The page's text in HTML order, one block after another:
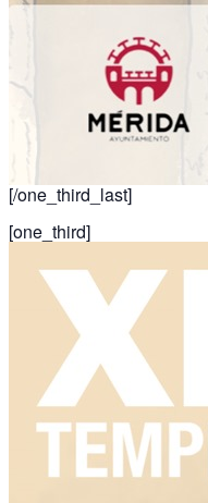
[/one_third_last]
[one_third]